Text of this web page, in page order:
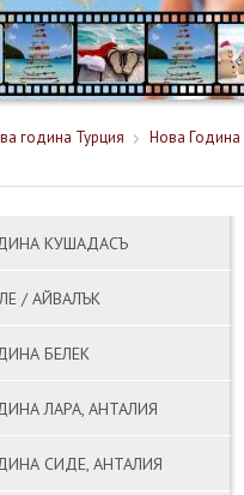
година Турция
Нова Година
КУШАДАСЪ
/ АЙВАЛЪК
БЕЛЕК
ЛАРА, АНТАЛИЯ
СИДЕ, АНТАЛИЯ